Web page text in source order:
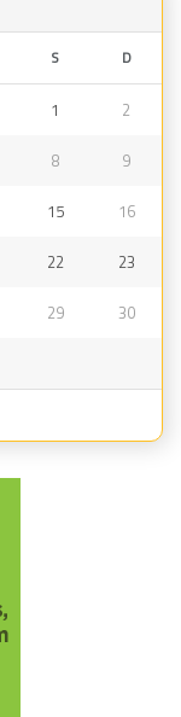
S D
1 2
8 9
15 16
22 23
29 30